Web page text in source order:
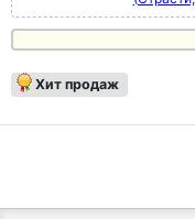
Хит продаж